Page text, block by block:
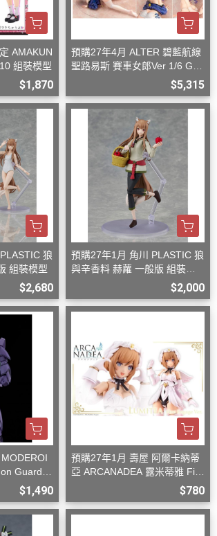
AMAKUN
組裝模型
$1,870
預購27年4月 ALTER 碧藍航線
聖路易斯 賽車女郎Ver 1/6 G08
$5,315
狼
組裝模型
$2,680
預購27年1月 角川 PLASTIC 狼
與辛香料 赫蘿 一般版 組裝模
$2,000
Guardia
$1,490
預購27年1月 壽屋 阿爾卡納蒂
亞 ARCANADEA 露米蒂雅 Firs
$780